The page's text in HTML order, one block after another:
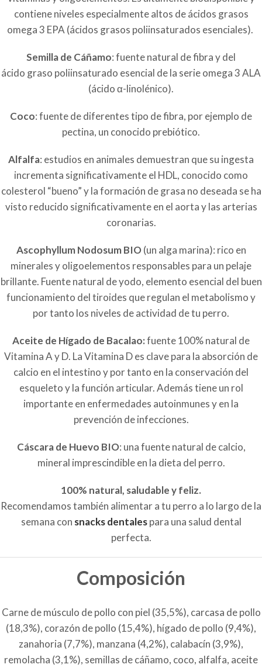
contiene niveles especialmente altos de ácidos grasos
omega 3 EPA (ácidos grasos poliinsaturados esenciales).
Semilla de Cáñamo: fuente natural de fibra y del
ácido graso poliinsaturado esencial de la serie omega 3 ALA
(ácido α-linolénico).
Coco: fuente de diferentes tipo de fibra, por ejemplo de
pectina, un conocido prebiótico.
Alfalfa: estudios en animales demuestran que su ingesta
incrementa significativamente el HDL, conocido como
colesterol “bueno” y la formación de grasa no deseada se ha
visto reducido significativamente en el aorta y las arterias
coronarias.
Ascophyllum Nodosum BIO (un alga marina): rico en
minerales y oligoelementos responsables para un pelaje
brillante. Fuente natural de yodo, elemento esencial del buen
funcionamiento del tiroides que regulan el metabolismo y
por tanto los niveles de actividad de tu perro.
Aceite de Hígado de Bacalao:fuente 100% natural de
Vitamina A y D. La Vitamina D es clave para la absorción de
calcio en el intestino y por tanto en la conservación del
esqueleto y la función articular. Además tiene un rol
importante en enfermedades autoinmunes y en la
prevención de infecciones.
Cáscara de Huevo BIO: una fuente natural de calcio,
mineral imprescindible en la dieta del perro.
100% natural, saludable y feliz.
Recomendamos también alimentar a tu perro a lo largo de la
semana con snacks dentalespara una salud dental
perfecta.
Composición
Carne de músculo de pollo con piel (35,5%), carcasa de pollo
(18,3%), corazón de pollo (15,4%), hígado de pollo (9,4%),
zanahoria (7,7%), manzana (4,2%), calabacín (3,9%),
remolacha (3,1%), semillas de cáñamo, coco, alfalfa, aceite